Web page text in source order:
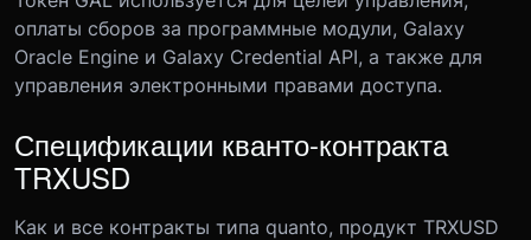
оплаты сборов за программные модули, Galaxy
Oracle Engine и Galaxy Credential API, а также для
управления электронными правами доступа.
Спецификации кванто-контракта
TRXUSD
Как и все контракты типа quanto, продукт TRXUSD